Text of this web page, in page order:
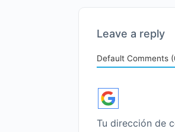
Leave a reply
Default Comments
Tu dirección de